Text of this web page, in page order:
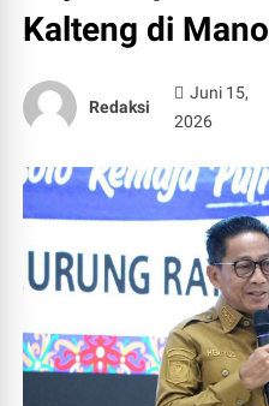
Kalteng di
Redaksi
Juni 15,
2026